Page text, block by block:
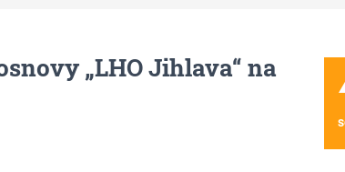
„LHO Jihlava“ na